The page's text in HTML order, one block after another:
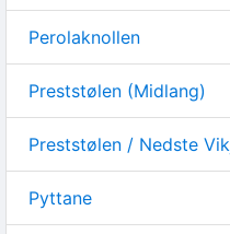
Perolaknollen
Preststølen (Midlang)
Preststølen / Nedste
Pyttane